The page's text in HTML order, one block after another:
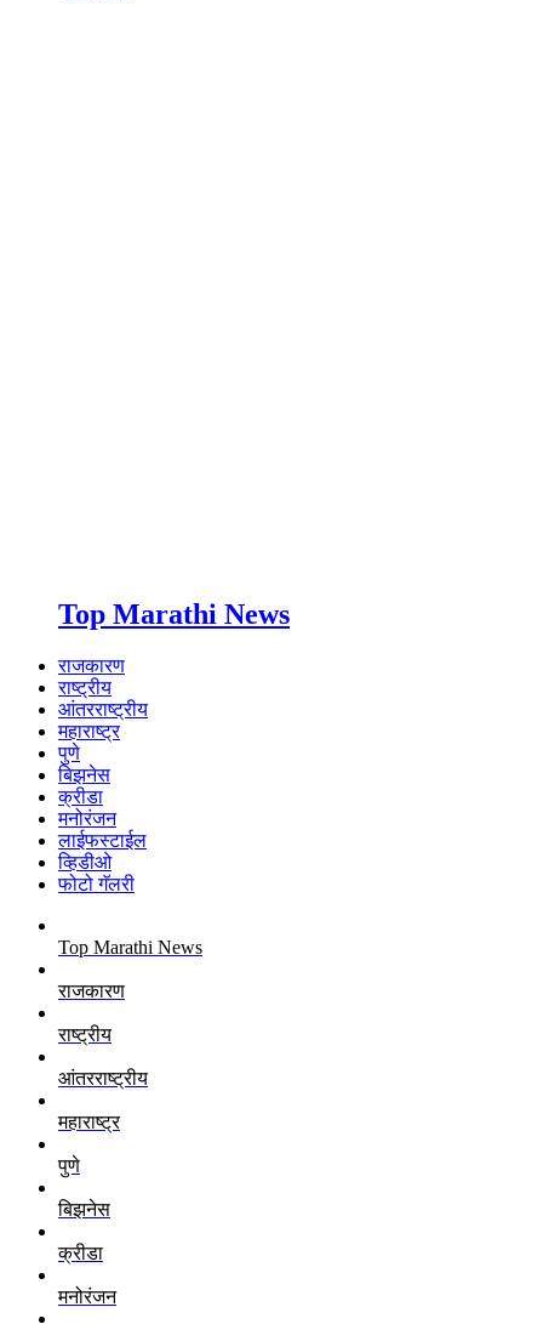
Top Marathi News
राजकारण
राष्ट्रीय
आंतरराष्ट्रीय
महाराष्ट्र
पुणे
बिझनेस
क्रीडा
मनोरंजन
लाईफस्टाईल
व्हिडीओ
फोटो गॅलरी
Top Marathi News
राजकारण
राष्ट्रीय
आंतरराष्ट्रीय
महाराष्ट्र
पुणे
बिझनेस
क्रीडा
मनोरंजन